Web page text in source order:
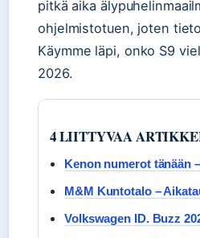
pitkä aika
ohjelmistotuen, joten
Käymme läpi, onko S9
2026.
4 LIITTYVAA
Kenon numerot tänään
M&M Kuntotalo –
Volkswagen ID. Buzz